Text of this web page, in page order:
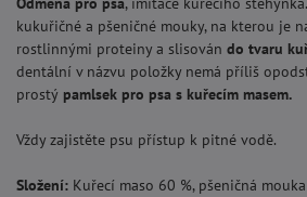
kukuřičné a pšeničné mouky, na kterou je
rostlinnými proteiny a slisován do tvaru
dentální v názvu položky nemá příliš
prostý pamlsek pro psa s kuřecím masem.
Vždy zajistěte psu přístup k pitné vodě.
Složení: Kuřecí maso 60 %, pšeničná